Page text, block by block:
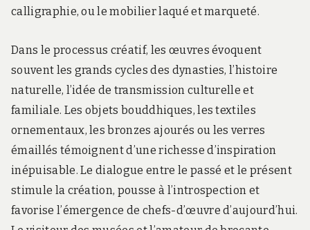
calligraphie, ou le mobilier laqué et marqueté.
Dans le processus créatif, les œuvres évoquent
souvent les grands cycles des dynasties, l’histoire
naturelle, l’idée de transmission culturelle et
familiale. Les objets bouddhiques, les textiles
ornementaux, les bronzes ajourés ou les verres
émaillés témoignent d’une richesse d’inspiration
inépuisable. Le dialogue entre le passé et le présent
stimule la création, pousse à l’introspection et
favorise l’émergence de chefs-d’œuvre d’aujourd’hui.